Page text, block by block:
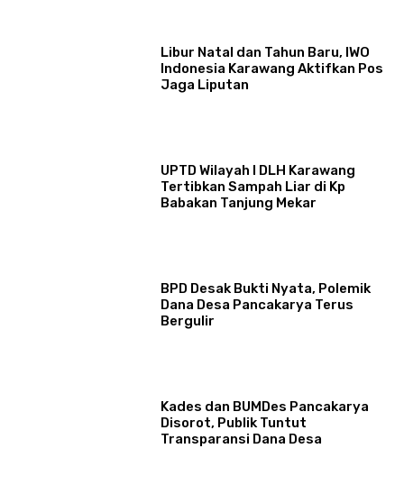
Libur Natal dan Tahun Baru, IWO
Indonesia Karawang Aktifkan Pos
Jaga Liputan
UPTD Wilayah I DLH Karawang
Tertibkan Sampah Liar di Kp
Babakan Tanjung Mekar
BPD Desak Bukti Nyata, Polemik
Dana Desa Pancakarya Terus
Bergulir
Kades dan BUMDes Pancakarya
Disorot, Publik Tuntut
Transparansi Dana Desa